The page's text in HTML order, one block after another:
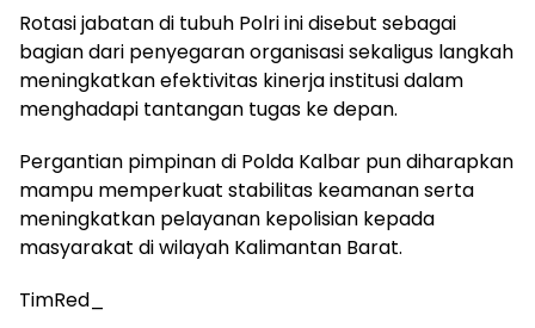
Rotasi jabatan di tubuh Polri ini disebut sebagai
bagian dari penyegaran organisasi sekaligus langkah
meningkatkan efektivitas kinerja institusi dalam
menghadapi tantangan tugas ke depan.
Pergantian pimpinan di Polda Kalbar pun diharapkan
mampu memperkuat stabilitas keamanan serta
meningkatkan pelayanan kepolisian kepada
masyarakat di wilayah Kalimantan Barat.
TimRed_